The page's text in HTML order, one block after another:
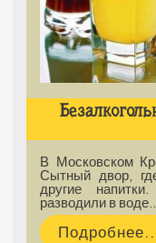
В Московском
Сытный двор,
другие
разводили в